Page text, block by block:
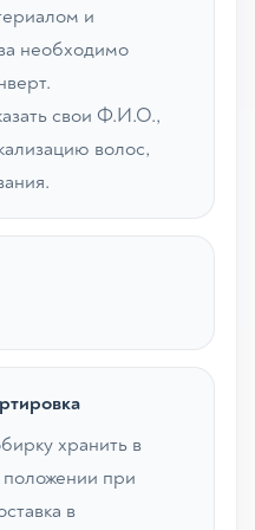
и
необходимо
свои Ф.И.О.,
волос,
хранить в
положении при
в